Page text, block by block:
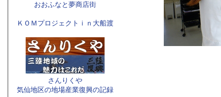
おおふなと夢商店街
ＫＯＭプロジェクトｉｎ大船渡
さんりくや
気仙地区の地場産業復興の記録